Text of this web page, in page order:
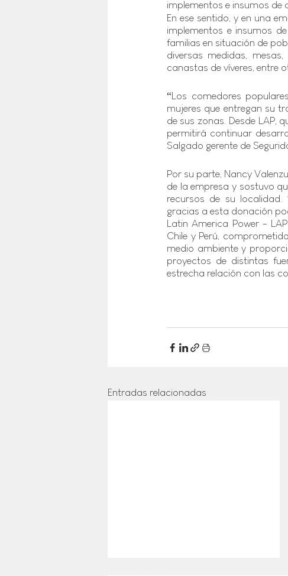
implementos e insumos de
En ese sentido, y en una
implementos e insumos
familias en situación de
diversas medidas,
canastas de víveres, entre
“Los comedores
mujeres que entregan su
de sus zonas. Desde LAP,
permitirá continuar
Salgado gerente de
Por su parte, Nancy
de la empresa y sostuvo
recursos de su localidad.
gracias a esta donación
Latin America Power -
Chile y Perú,
medio ambiente y
proyectos de distintas
estrecha relación con las
Entradas relacionadas